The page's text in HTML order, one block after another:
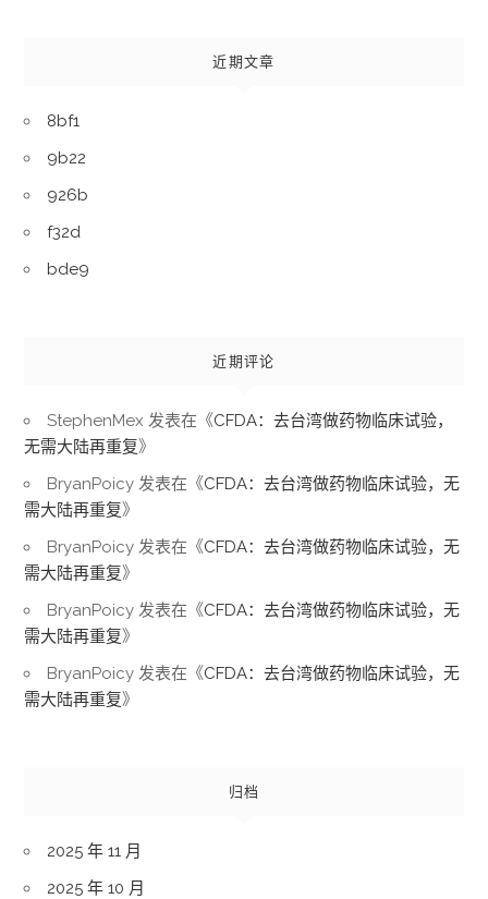
近期文章
8bf1
9b22
926b
f32d
bde9
近期评论
StephenMex 发表在《CFDA：去台湾做药物临床试验，
无需大陆再重复》
BryanPoicy 发表在《CFDA：去台湾做药物临床试验，无
需大陆再重复》
BryanPoicy 发表在《CFDA：去台湾做药物临床试验，无
需大陆再重复》
BryanPoicy 发表在《CFDA：去台湾做药物临床试验，无
需大陆再重复》
BryanPoicy 发表在《CFDA：去台湾做药物临床试验，无
需大陆再重复》
归档
2025 年 11 月
2025 年 10 月